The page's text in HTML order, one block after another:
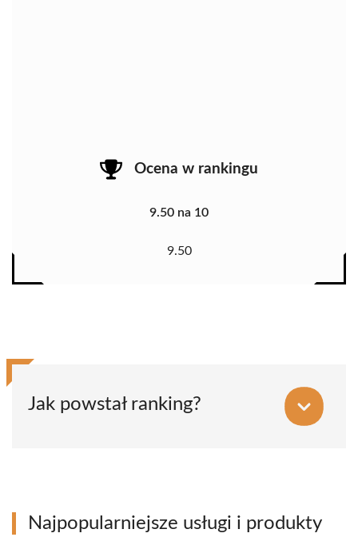
Ocena w rankingu
9.50 na 10
9.50
Jak powstał ranking?
Najpopularniejsze usługi i produkty